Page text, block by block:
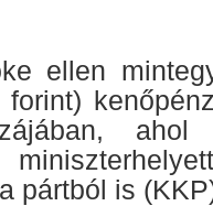
ellen
ahol
pártból is